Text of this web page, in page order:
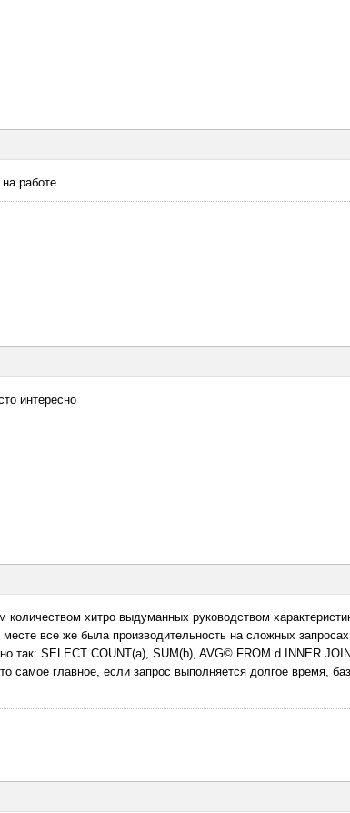
работе
интересно
количеством хитро выдуманных руководством
все же была производительность на сложных
так: SELECT COUNT(a), SUM(b), AVG© FROM d INNER
самое главное, если запрос выполняется долгое время,